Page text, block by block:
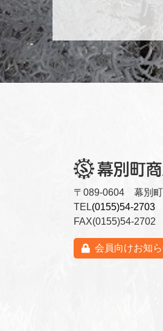
〒089-0604 幕別
TEL(0155)54-2703
FAX(0155)54-2702
会員向けお知